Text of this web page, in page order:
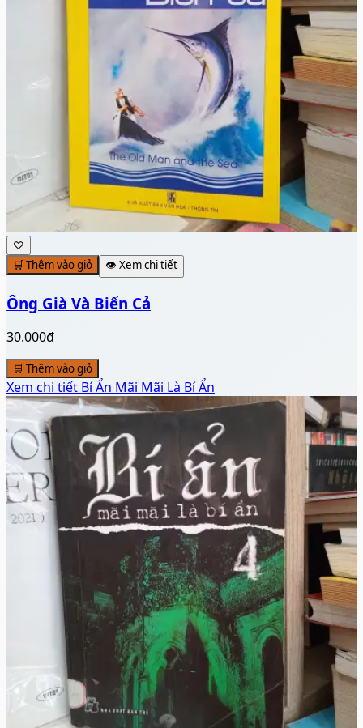
♡
🛒 Thêm vào giỏ
👁️ Xem chi tiết
Ông Già Và Biển Cả
30.000đ
🛒 Thêm vào giỏ
Xem chi tiết Bí Ẩn Mãi Mãi Là Bí Ẩn